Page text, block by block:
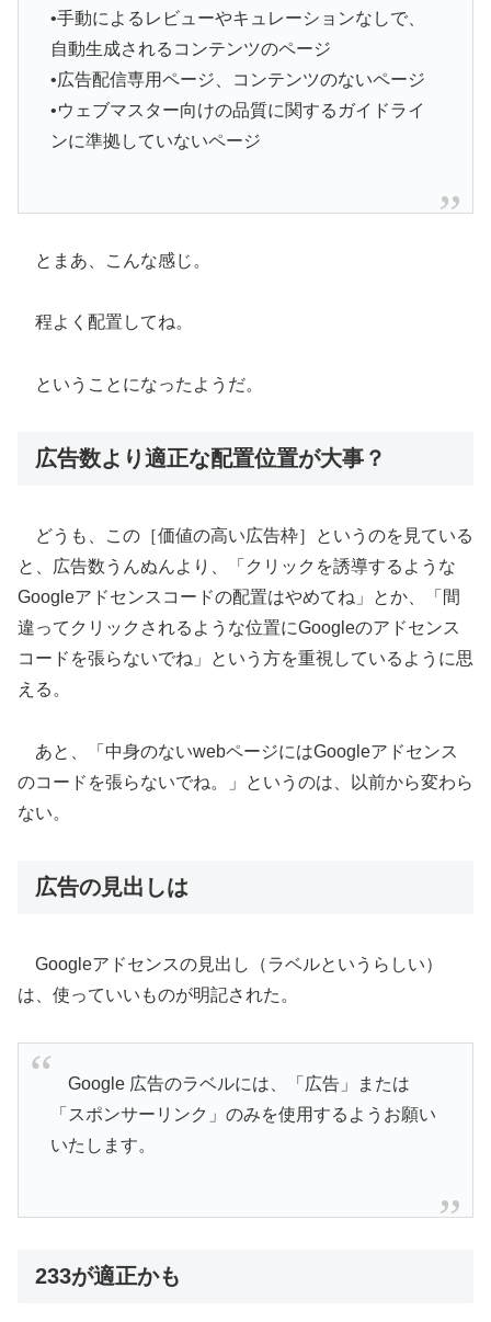
•手動によるレビューやキュレーションなしで、
自動生成されるコンテンツのページ
•広告配信専用ページ、コンテンツのないページ
•ウェブマスター向けの品質に関するガイドライ
ンに準拠していないページ
とまあ、こんな感じ。
程よく配置してね。
ということになったようだ。
広告数より適正な配置位置が大事？
どうも、この［価値の高い広告枠］というのを見ている
と、広告数うんぬんより、「クリックを誘導するような
Googleアドセンスコードの配置はやめてね」とか、「間
違ってクリックされるような位置にGoogleのアドセンス
コードを張らないでね」という方を重視しているように思
える。
あと、「中身のないwebページにはGoogleアドセンス
のコードを張らないでね。」というのは、以前から変わら
ない。
広告の見出しは
Googleアドセンスの見出し（ラベルというらしい）
は、使っていいものが明記された。
Google 広告のラベルには、「広告」または
「スポンサーリンク」のみを使用するようお願い
いたします。
233が適正かも